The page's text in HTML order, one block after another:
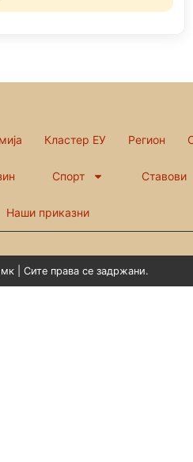
Кластер ЕУ Регион
Спорт Ставови
Наши приказни
| Сите права се задржани.